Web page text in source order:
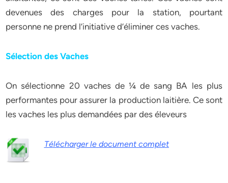
devenues des charges pour la station, pourtant
personne ne prend l’initiative d’éliminer ces vaches.
Sélection des Vaches
On sélectionne 20 vaches de ¼ de sang BA les plus
performantes pour assurer la production laitière. Ce sont
les vaches les plus demandées par des éleveurs
Télécharger le document complet